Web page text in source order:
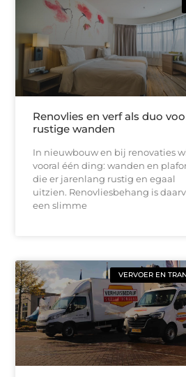
Renovlies en verf als duo
rustige wanden
In nieuwbouw en bij renovaties
vooral één ding: wanden en
die er jarenlang rustig en egaal
uitzien. Renovliesbehang is
een slimme
VERVOER EN